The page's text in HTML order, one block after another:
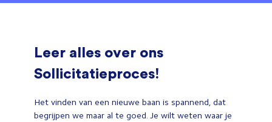
Leer alles over ons
Sollicitatieproces!
Het vinden van een nieuwe baan is spannend, dat
begrijpen we maar al te goed. Je wilt weten waar je